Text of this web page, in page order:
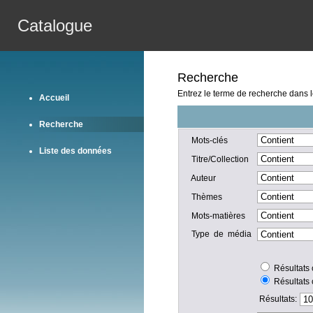
Catalogue
Accueil
Recherche
Liste des données
Recherche
Entrez le terme de recherche dans
Mots-clés
Titre/Collection
Auteur
Thèmes
Mots-matières
Type de média
Résultats
Résultats
Résultats: